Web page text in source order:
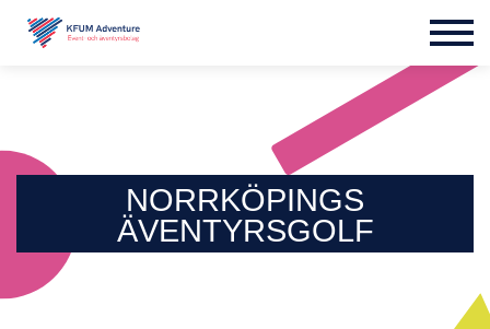
NORRKÖPINGS
ÄVENTYRSGOLF